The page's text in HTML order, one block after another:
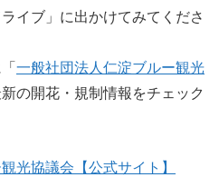
イブ」に出かけてみてくださ
一般社団法人仁淀ブルー観光
の開花・規制情報をチェック
光協議会【公式サイト】